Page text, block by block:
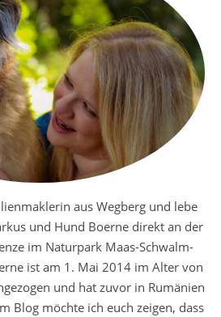
aus Wegberg und lebe
und Hund Boerne direkt an der
im Naturpark Maas-Schwalm-
ist am 1. Mai 2014 im Alter von
und hat zuvor in Rumänien
Blog möchte ich euch zeigen, dass